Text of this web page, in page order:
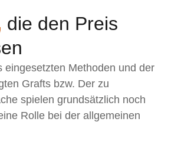
die den Preis
eingesetzten Methoden und der
Grafts bzw. Der zu
spielen grundsätzlich noch
Rolle bei der allgemeinen